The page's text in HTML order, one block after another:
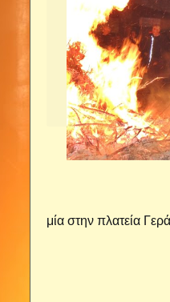
μία στην πλατεία